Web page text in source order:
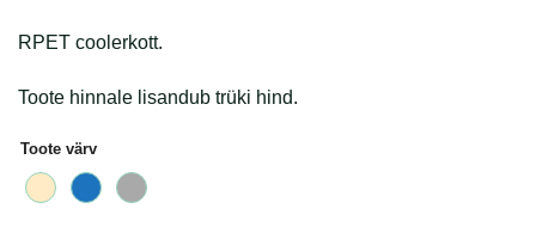
RPET coolerkott.
Toote hinnale lisandub trüki hind.
Toote värv